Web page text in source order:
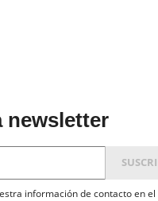
newsletter
información de contacto en